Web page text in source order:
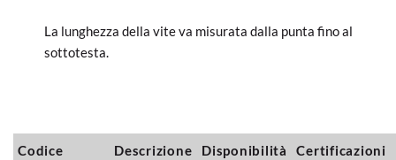
La lunghezza della vite va misurata dalla punta fino al
sottotesta.
Codice Descrizione Disponibilità Certificazioni